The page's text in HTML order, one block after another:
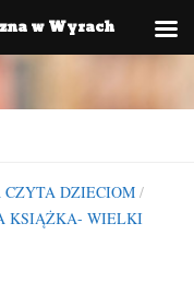
DZIECIOM /
KSIĄŻKA- WIELKI
w Wyrach